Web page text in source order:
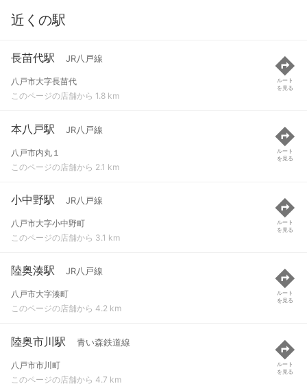
近くの駅
長苗代駅 JR八戸線
八戸市大字長苗代
このページの店舗から 1.8 km
ルート
を見る
本八戸駅 JR八戸線
八戸市内丸１
このページの店舗から 2.1 km
ルート
を見る
小中野駅 JR八戸線
八戸市大字小中野町
このページの店舗から 3.1 km
ルート
を見る
陸奥湊駅 JR八戸線
八戸市大字湊町
このページの店舗から 4.2 km
ルート
を見る
陸奥市川駅 青い森鉄道線
八戸市市川町
このページの店舗から 4.7 km
ルート
を見る